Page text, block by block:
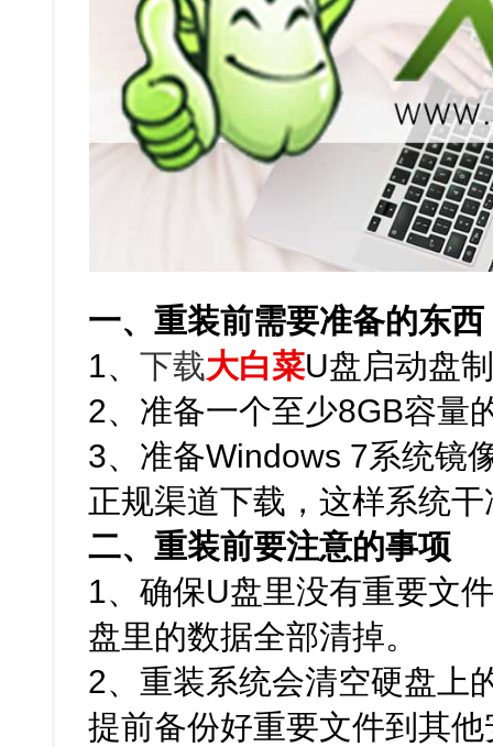
一、重装前需要准备的东西
1、下载大白菜U盘启动盘
2、准备一个至少8GB容量
3、准备Windows 7系统镜
正规渠道下载，这样系统
二、重装前要注意的事项
1、确保U盘里没有重要文
盘里的数据全部清掉。
2、重装系统会清空硬盘上
提前备份好重要文件到其